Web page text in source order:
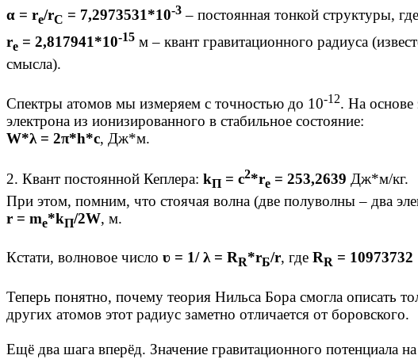
α = re/rC = 7,2973531*10-3 – постоянная тонкой структуры,
re = 2,817941*10-15 м – квант гравитационного радиуса
смысла).
Спектры атомов мы измеряем с точностью до 10-12. На основе
электрона из ионизированного в стабильное состояние:
W*λ = 2π*h*c, Дж*м.
2. Квант постоянной Кеплера: kП = с2*re = 253,2639 Дж*м/кг.
При этом, помним, что стоячая волна (две полуволны – два
r = me*kП/2W, м.
Кстати, волновое число ʋ = 1/ λ = RR*rБ/r, где RR = 10973732
Теперь понятно, почему теория Нильса Бора смогла описать
других атомов этот радиус заметно отличается от боровского.
Ещё два шага вперёд. Значение гравитационного потенциала